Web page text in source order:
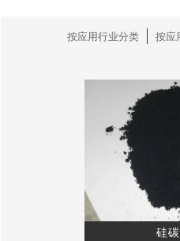
按应用行业分类 按应
硅